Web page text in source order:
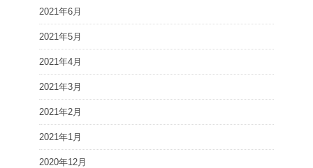
2021年6月
2021年5月
2021年4月
2021年3月
2021年2月
2021年1月
2020年12月